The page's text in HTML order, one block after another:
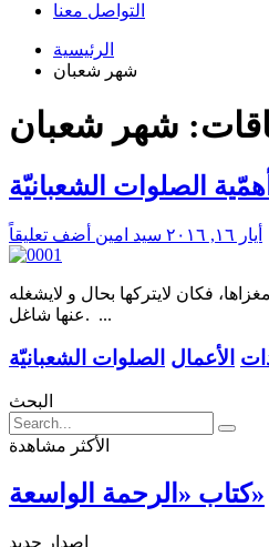
التواصل معنا
الرئيسية
شهر شعبان
شهر شعبان
أهمّية الصلوات الشعبانيّة
أيار ١٦, ٢٠١٦ سید امین أضف تعليقاً
فكان لايتركها بحال و لايشغله
عنها شاغل. ...
الأعمال الصلوات الشعبانيّة
البحث
الأكثر مشاهدة
كتاب «الرحمة الواسعة»
إصدار جديد